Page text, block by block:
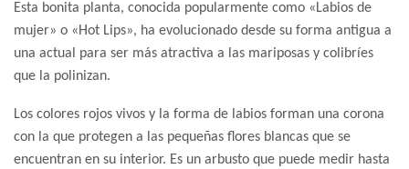
Esta bonita planta, conocida popularmente como «Labios de
mujer» o «Hot Lips», ha evolucionado desde su forma antigua a
una actual para ser más atractiva a las mariposas y colibríes
que la polinizan.
Los colores rojos vivos y la forma de labios forman una corona
con la que protegen a las pequeñas flores blancas que se
encuentran en su interior. Es un arbusto que puede medir hasta